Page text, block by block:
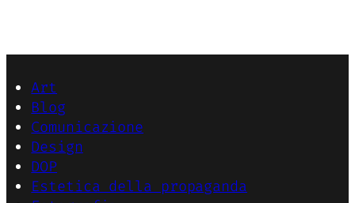
Art
Blog
Comunicazione
Design
DOP
Estetica della propaganda